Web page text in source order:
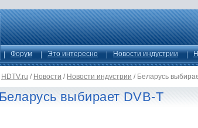
Форум Это интересно Новости индустрии
HDTV.ru / Новости / Новости индустрии / Беларусь
Беларусь выбирает DVB-T